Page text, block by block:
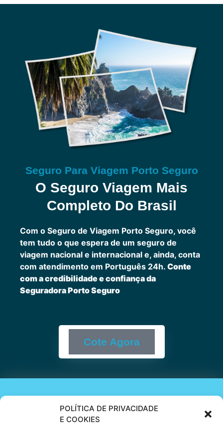
POLÍTICA DE PRIVACIDADE
E COOKIES
Seguro Para Viagem Porto Seguro
O Seguro Viagem Mais
Completo Do Brasil
Com o Seguro de Viagem Porto Seguro, você
tem tudo o que espera de um seguro de
viagem nacional e internacional e, ainda, conta
com atendimento em Português 24h. Conte
com a credibilidade e confiança da
Seguradora Porto Seguro
Cote Agora
Cote online ou
peça via